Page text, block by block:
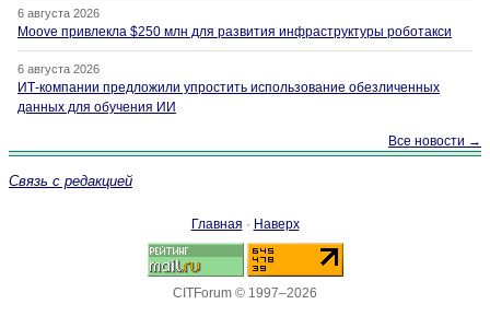
6 августа 2026
Moove привлекла $250 млн для развития инфраструктуры роботакси
6 августа 2026
ИТ-компании предложили упростить использование обезличенных
данных для обучения ИИ
Все новости →
Связь с редакцией
Главная · Наверх
CITForum © 1997–2026